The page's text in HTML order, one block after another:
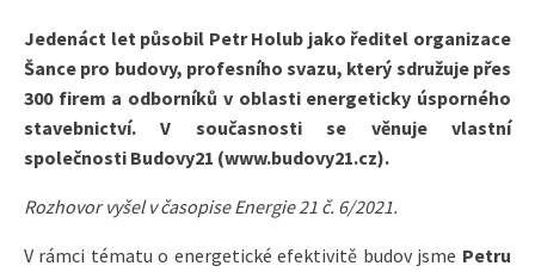
Jedenáct let působil Petr Holub jako ředitel organizace
Šance pro budovy, profesního svazu, který sdružuje přes
300 firem a odborníků v oblasti energeticky úsporného
stavebnictví. V současnosti se věnuje vlastní
společnosti Budovy21 (www.budovy21.cz).
Rozhovor vyšel v časopise Energie 21 č. 6/2021.
V rámci tématu o energetické efektivitě budov jsme Petru